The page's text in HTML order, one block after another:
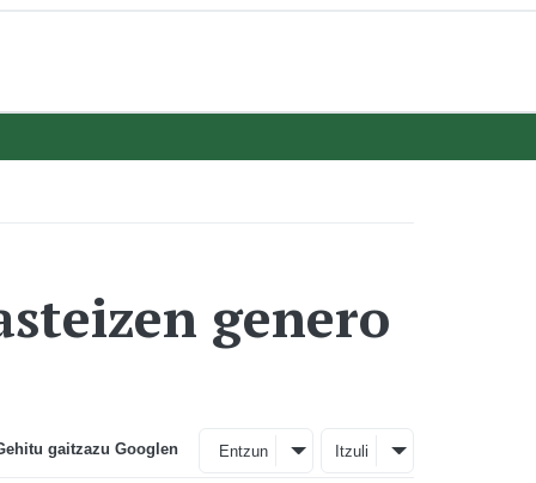
genero
gaitzazu Googlen Entzun Itzuli